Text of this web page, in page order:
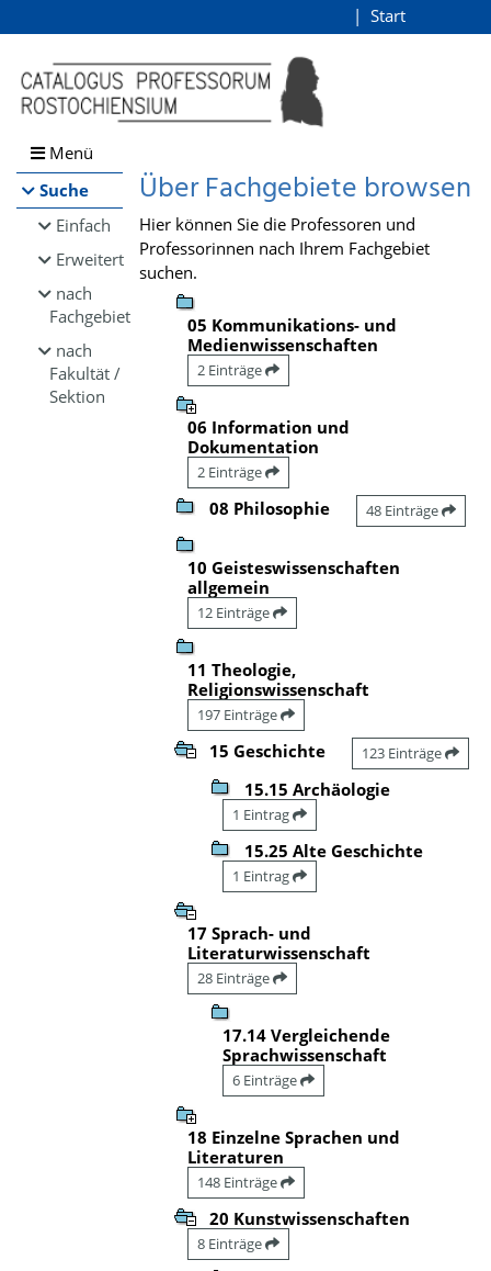
Browsen
direkt zum Inhalt
Start
Menü
Suche
Einfach
Erweitert
nach
Fachgebiet
nach
Fakultät /
Sektion
Über Fachgebiete browsen
Hier können Sie die Professoren und
Professorinnen nach Ihrem Fachgebiet
suchen.
05 Kommunikations- und
Medienwissenschaften
2 Einträge
06 Information und
Dokumentation
2 Einträge
08 Philosophie 48 Einträge
10 Geisteswissenschaften
allgemein
12 Einträge
11 Theologie,
Religionswissenschaft
197 Einträge
15 Geschichte 123 Einträge
15.15 Archäologie
1 Eintrag
15.25 Alte Geschichte
1 Eintrag
17 Sprach- und
Literaturwissenschaft
28 Einträge
17.14 Vergleichende
Sprachwissenschaft
6 Einträge
18 Einzelne Sprachen und
Literaturen
148 Einträge
20 Kunstwissenschaften
8 Einträge